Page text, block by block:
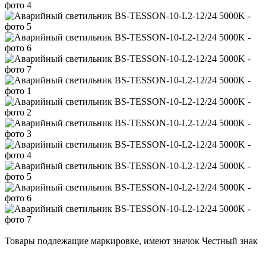
Товары подлежащие маркировке, имеют значок Честный знак